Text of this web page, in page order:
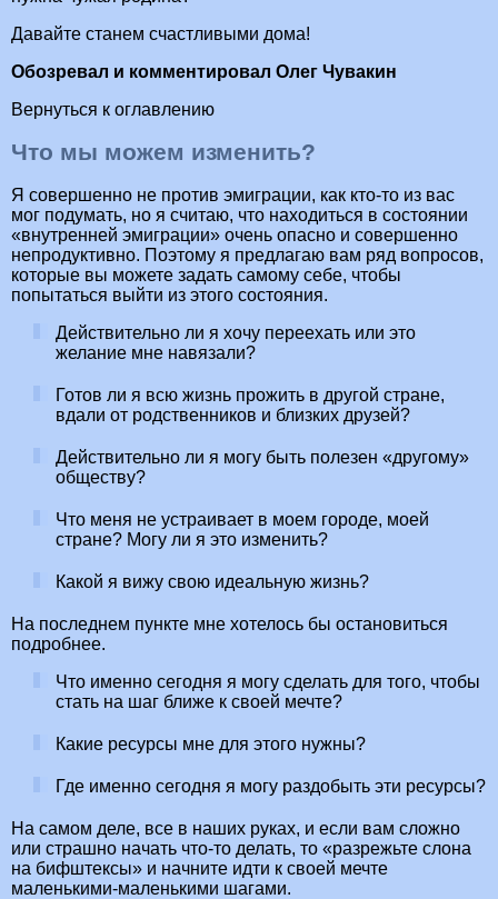
Давайте станем счастливыми дома!
Обозревал и комментировал Олег Чувакин
Вернуться к оглавлению
Что мы можем изменить?
Я совершенно не против эмиграции, как кто-то из вас
мог подумать, но я считаю, что находиться в состоянии
«внутренней эмиграции» очень опасно и совершенно
непродуктивно. Поэтому я предлагаю вам ряд вопросов,
которые вы можете задать самому себе, чтобы
попытаться выйти из этого состояния.
Действительно ли я хочу переехать или это
желание мне навязали?
Готов ли я всю жизнь прожить в другой стране,
вдали от родственников и близких друзей?
Действительно ли я могу быть полезен «другому»
обществу?
Что меня не устраивает в моем городе, моей
стране? Могу ли я это изменить?
Какой я вижу свою идеальную жизнь?
На последнем пункте мне хотелось бы остановиться
подробнее.
Что именно сегодня я могу сделать для того, чтобы
стать на шаг ближе к своей мечте?
Какие ресурсы мне для этого нужны?
Где именно сегодня я могу раздобыть эти ресурсы?
На самом деле, все в наших руках, и если вам сложно
или страшно начать что-то делать, то «разрежьте слона
на бифштексы» и начните идти к своей мечте
маленькими-маленькими шагами.